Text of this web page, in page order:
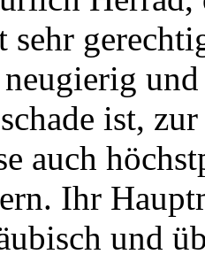
sehr
ist,
auch
Ihr
und